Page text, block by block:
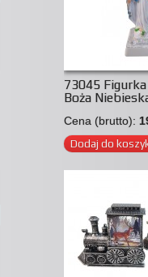
73045
Boża
Cena (brutto):
Dodaj do